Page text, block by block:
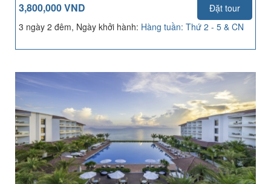
3,800,000 VND
Đặt tour
3 ngày 2 đêm, Ngày khởi hành: Hàng tuần: Thứ 2 - 5 & CN